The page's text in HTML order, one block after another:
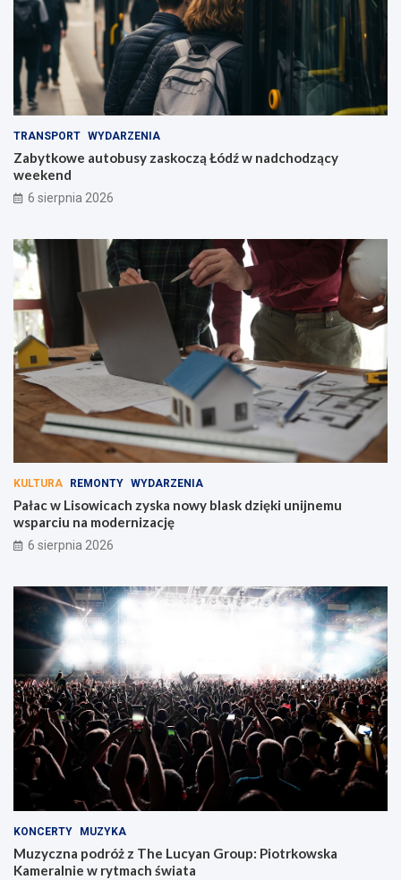
TRANSPORT WYDARZENIA
Zabytkowe autobusy zaskoczą Łódź w nadchodzący
weekend
6 sierpnia 2026
KULTURA REMONTY WYDARZENIA
Pałac w Lisowicach zyska nowy blask dzięki unijnemu
wsparciu na modernizację
6 sierpnia 2026
KONCERTY MUZYKA
Muzyczna podróż z The Lucyan Group: Piotrkowska
Kameralnie w rytmach świata